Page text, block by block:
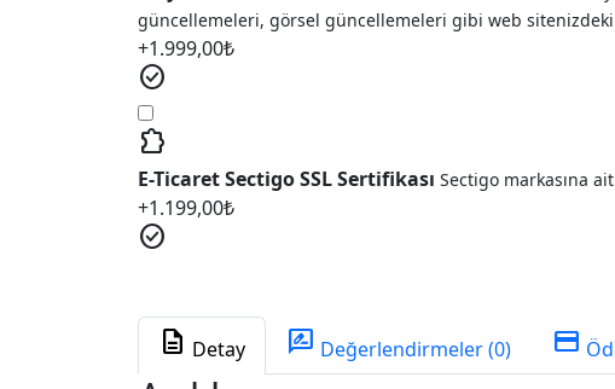
güncellemeleri, görsel güncellemeleri gibi web
+1.999,00₺
check_circle
extension
E-Ticaret Sectigo SSL Sertifikası Sectigo markasına
+1.199,00₺
check_circle
description Detay rate_review Değerlendirmeler (0) credit_card